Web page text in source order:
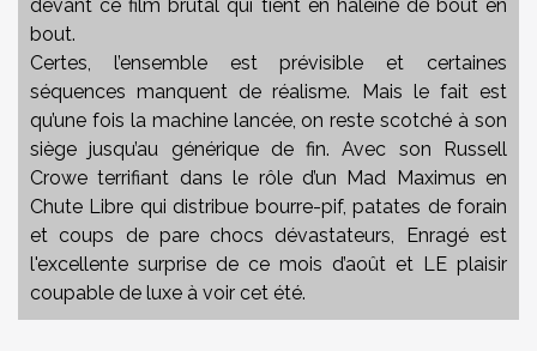
devant ce film brutal qui tient en haleine de bout en
bout.
Certes, l’ensemble est prévisible et certaines
séquences manquent de réalisme. Mais le fait est
qu’une fois la machine lancée, on reste scotché à son
siège jusqu’au générique de fin. Avec son Russell
Crowe terrifiant dans le rôle d’un Mad Maximus en
Chute Libre qui distribue bourre-pif, patates de forain
et coups de pare chocs dévastateurs, Enragé est
l'excellente surprise de ce mois d’août et LE plaisir
coupable de luxe à voir cet été.